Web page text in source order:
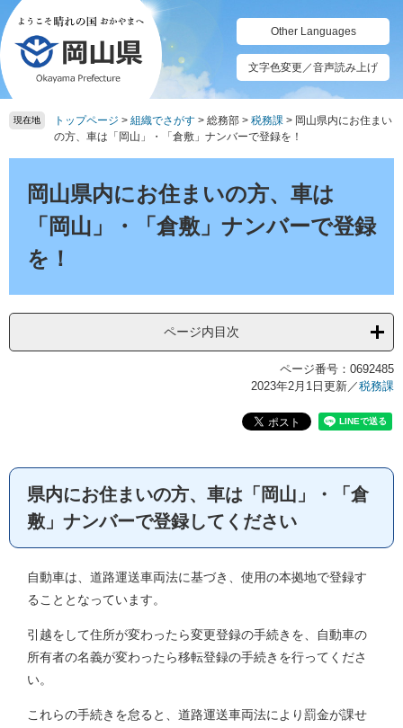
ペ
ー
ジ
の
先
頭
メ
ニ
ュ
ー
を
飛
て
Other Languages
文字色変更／音声読み上げ
現在地 トップページ > 組織でさがす > 総務部 > 税務課 > 岡山県内にお住まい
の方、車は「岡山」・「倉敷」ナンバーで登録を！
岡山県内にお住まいの方、車は
「岡山」・「倉敷」ナンバーで登録
を！
ページ内目次
ページ番号：0692485
2023年2月1日更新／税務課
県内にお住まいの方、車は「岡山」・「倉
敷」ナンバーで登録してください
自動車は、道路運送車両法に基づき、使用の本拠地で登録す
ることとなっています。
引越をして住所が変わったら変更登録の手続きを、自動車の
所有者の名義が変わったら移転登録の手続きを行ってくださ
い。
これらの手続きを怠ると、道路運送車両法により罰金が課せ